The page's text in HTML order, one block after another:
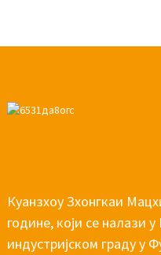
Куанзхоу Зхонгкаи
године, који се налази
индустријском граду у